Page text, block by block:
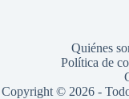
Quiénes
Política de
Copyright © 2026 -